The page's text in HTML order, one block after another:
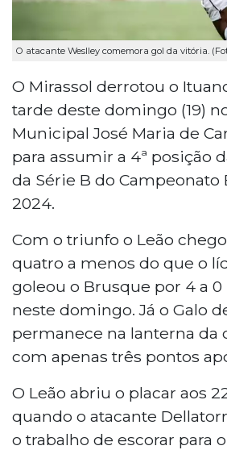
O atacante Weslley comemora gol da vitória.
O Mirassol derrotou o
tarde deste domingo (19)
Municipal José Maria de
para assumir a 4ª posição
da Série B do Campeonato
2024.
Com o triunfo o Leão
quatro a menos do que o
goleou o Brusque por 4 a
neste domingo. Já o Galo
permanece na lanterna da
com apenas três pontos
O Leão abriu o placar aos
quando o atacante
o trabalho de escorar para